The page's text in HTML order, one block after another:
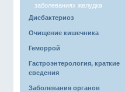
заболеваниях желудка
Дисбактериоз
Очищение кишечника
Геморрой
Гастроэнтерология, краткие
сведения
Заболевания органов